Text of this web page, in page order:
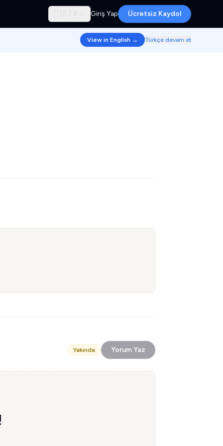
🇹🇷 TR Giriş Yap Ücretsiz Kaydol
View in English → Türkçe devam et
Yakında Yorum Yaz